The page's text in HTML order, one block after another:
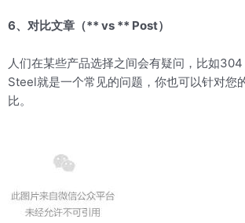
6、对比文章（** vs ** Post）
人们在某些产品选择之间会有疑问，比如
Steel就是一个常见的问题，你也可以针对您
比。